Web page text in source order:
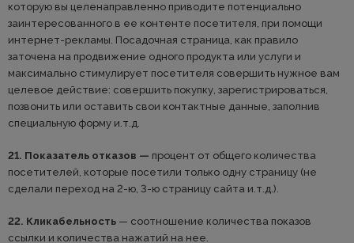
которую вы целенаправленно приводите потенциально
заинтересованного в ее контенте посетителя, при помощи
интернет-рекламы. Посадочная страница, как правило
заточена на продвижение одного продукта или услуги и
максимально стимулирует посетителя совершить нужное вам
целевое действие: совершить покупку, зарегистрироваться,
позвонить или оставить свои контактные данные, заполнив
специальную форму и.т.д.
21. Показатель отказов — процент от общего количества
посетителей, которые посетили только одну страницу (не
сделали переход на 2-ю, 3-ю страницу сайта и.т.д.).
22. Кликабельность — соотношение количества показов
ссылки и количества нажатий на нее.